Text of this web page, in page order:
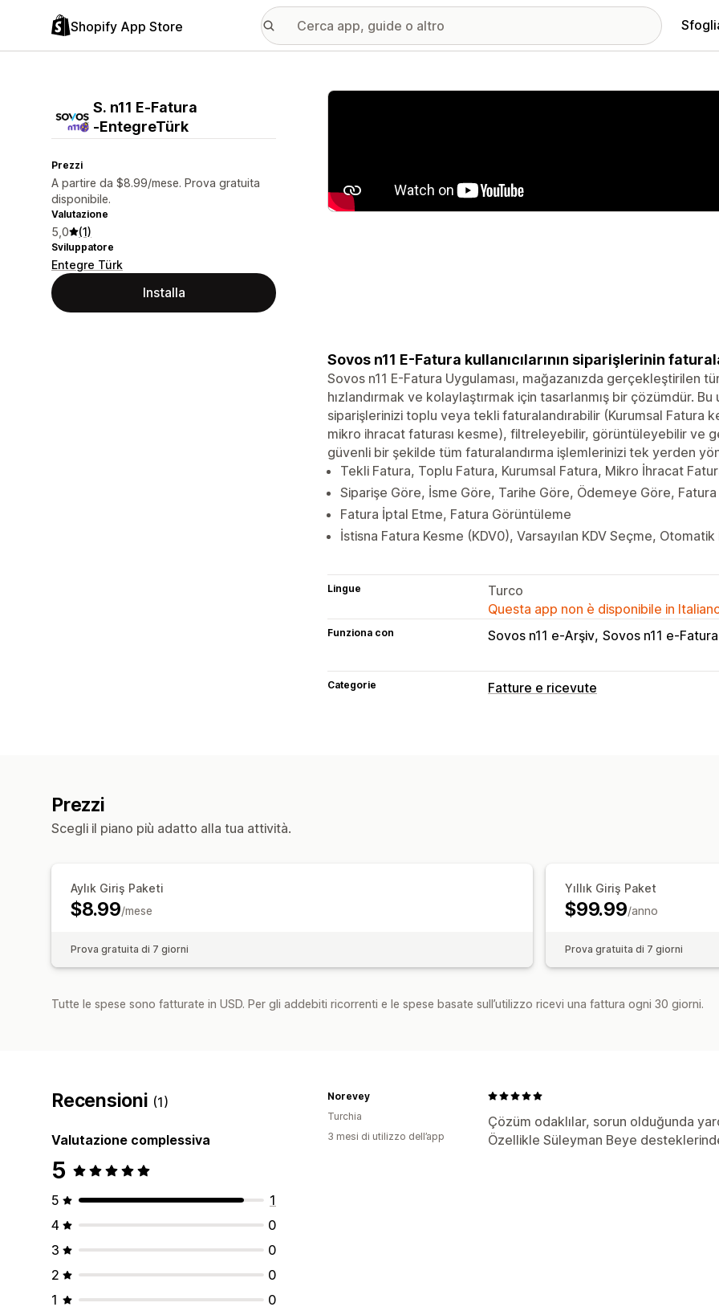
Shopify App Store
S. n11 E‑Fatura
‑EntegreTürk
Prezzi
A partire da $8.99/mese. Prova gratuita
disponibile.
Valutazione
5,0 (1)
Sviluppatore
Entegre Türk
Installa
Galleria immagini in evidenza
Sovos n11 E-Fatura kullanıcılarının siparişlerinin
Sovos n11 E-Fatura Uygulaması, mağazanızda gerçekleştirilen
hızlandırmak ve kolaylaştırmak için tasarlanmış bir çözümdür.
siparişlerinizi toplu veya tekli faturalandırabilir (Kurumsal Fatura
mikro ihracat faturası kesme), filtreleyebilir, görüntüleyebilir ve
güvenli bir şekilde tüm faturalandırma işlemlerinizi tek yerden
Tekli Fatura, Toplu Fatura, Kurumsal Fatura, Mikro İhracat
Siparişe Göre, İsme Göre, Tarihe Göre, Ödemeye Göre,
Fatura İptal Etme, Fatura Görüntüleme
İstisna Fatura Kesme (KDV0), Varsayılan KDV Seçme,
Lingue
Turco
Questa app non è disponibile in
Funziona con Sovos n11 e-Arşiv Sovos n11 e-Fatura
Categorie Fatture e ricevute
Prezzi
Scegli il piano più adatto alla tua attività.
Aylık Giriş Paketi
$8.99/mese
Prova gratuita di 7 giorni
Yıllık Giriş Paket
$99.99/anno
Prova gratuita di 7 giorni
Tutte le spese sono fatturate in USD. Per gli addebiti ricorrenti e le spese basate sull’utilizzo ricevi una fattura ogni 30 giorni.
Recensioni (1)
Valutazione complessiva
5
5
1
4
0
3
0
2
0
1
0
Çözüm odaklılar, sorun olduğunda
Özellikle Süleyman Beye
Norevey
Turchia
3 mesi di utilizzo dell’app